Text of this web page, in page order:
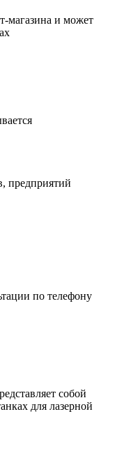
магазина и может
предприятий
по телефону
собой
для лазерной